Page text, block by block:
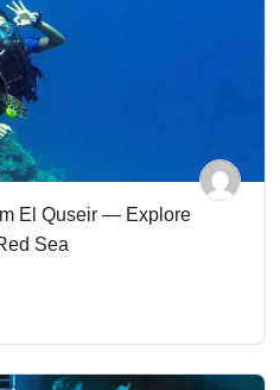
El Quseir — Explore
Sea